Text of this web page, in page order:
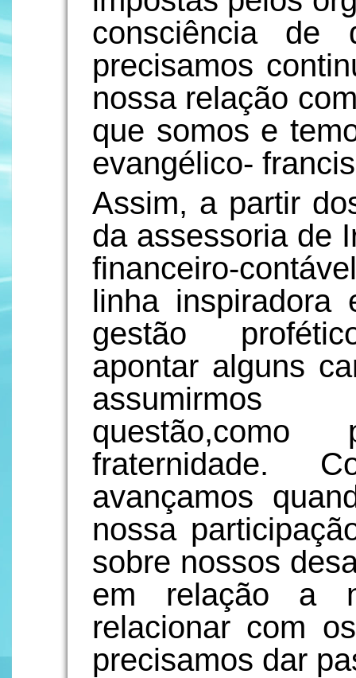
consciência de
precisamos
nossa relação
que somos e
evangélico-
Assim, a partir
da assessoria de
financeiro-
linha
gestão
apontar alguns
assumirmos
fraternidade.
avançamos
nossa
sobre nossos
em relação a
relacionar com
precisamos dar